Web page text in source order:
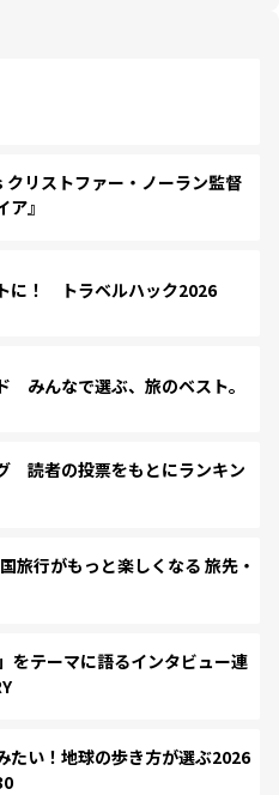
リストファー・ノーラン監督
』
に！ トラベルハック2026
みんなで選ぶ、旅のベスト。
読者の投票をもとにランキン
行がもっと楽しくなる 旅先・
をテーマに語るインタビュー連
たい！地球の歩き方が選ぶ2026